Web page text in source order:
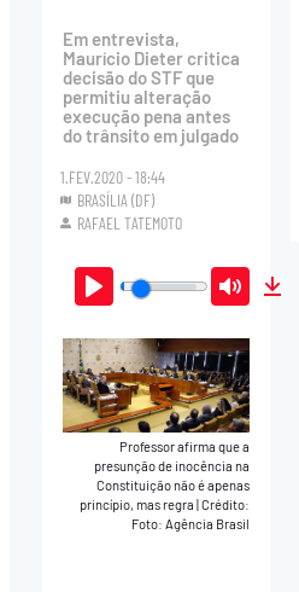
Em entrevista,
Maurício Dieter critica
decisão do STF que
permitiu alteração
execução pena antes
do trânsito em julgado
1.FEV.2020 - 18:44
BRASÍLIA (DF)
RAFAEL TATEMOTO
Play Mute
Professor afirma que a
presunção de inocência na
Constituição não é apenas
princípio, mas regra|Crédito:
Foto: Agência Brasil